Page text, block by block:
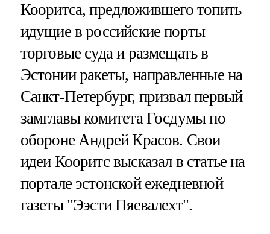
Кооритса, предложившего топить
идущие в российские порты
торговые суда и размещать в
Эстонии ракеты, направленные на
Санкт-Петербург, призвал первый
замглавы комитета Госдумы по
обороне Андрей Красов. Свои
идеи Кооритс высказал в статье на
портале эстонской ежедневной
газеты "Ээсти Пяевалехт".